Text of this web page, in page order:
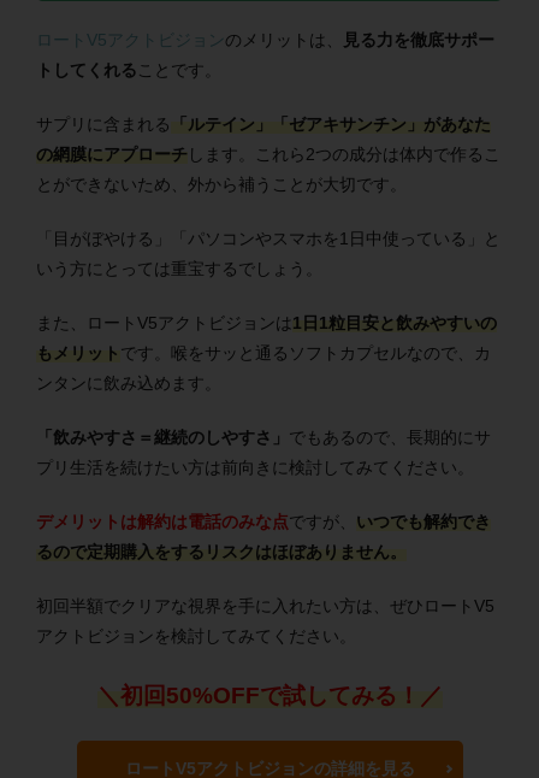
ロートV5アクトビジョンのメリットは、
見る力を徹底サポー
トしてくれる ことです。
サプリに含まれる
「ルテイン」「ゼアキサンチン」があなた
の網膜にアプローチします。これら2つの成分は体内で作るこ
とができないため、外から補うことが大切です。
「目がぼやける」「パソコンやスマホを1日中使っている」と
いう方にとっては重宝するでしょう。
また、ロートV5アクトビジョンは1日1粒目安と飲みやすいの
もメリット です。喉をサッと通るソフトカプセルなので、カ
ンタンに飲み込めます。
「飲みやすさ＝継続のしやすさ」 でもあるので、長期的にサ
プリ生活を続けたい方は前向きに検討してみてください。
デメリットは解約は電話のみな点ですが、 いつでも解約でき
るので定期購入をするリスクはほぼありません。
初回半額でクリアな視界を手に入れたい方は、ぜひロートV5
アクトビジョンを検討してみてください。
＼初回50%OFFで試してみる！／
ロートV5アクトビジョンの詳細を見る